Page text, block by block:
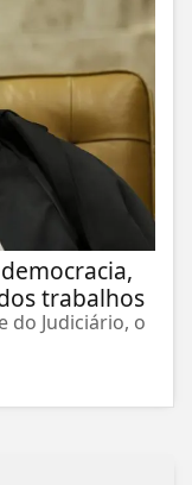
trabalhos
do Judiciário, o